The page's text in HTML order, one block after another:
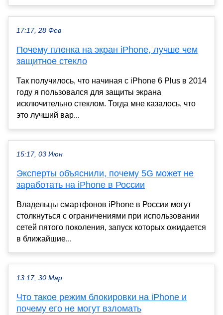
17:17, 28 Фев
Почему пленка на экран iPhone, лучше чем
защитное стекло
Так получилось, что начиная с iPhone 6 Plus в 2014
году я пользовался для защиты экрана
исключительно стеклом. Тогда мне казалось, что
это лучший вар...
15:17, 03 Июн
Эксперты объяснили, почему 5G может не
заработать на iPhone в России
Владельцы смартфонов iPhone в России могут
столкнуться с ограничениями при использовании
сетей пятого поколения, запуск которых ожидается
в ближайшие...
13:17, 30 Мар
Что такое режим блокировки на iPhone и
почему его не могут взломать